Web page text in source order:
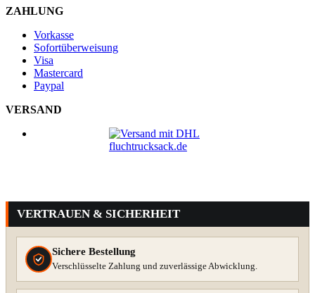
ZAHLUNG
Vorkasse
Sofortüberweisung
Visa
Mastercard
Paypal
VERSAND
VERTRAUEN & SICHERHEIT
Sichere Bestellung
Verschlüsselte Zahlung und zuverlässige Abwicklung.